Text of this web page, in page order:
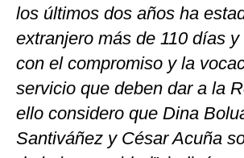
los últimos dos años ha
extranjero más de 110 días
con el compromiso y la
servicio que deben dar a la
ello considero que Dina
Santiváñez y César Acuña